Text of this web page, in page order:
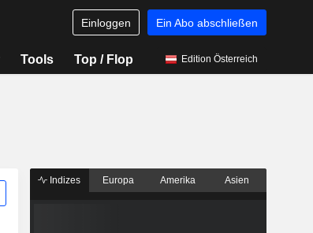
Einloggen Ein Abo abschließen
Tools Top / Flop Edition Österreich
Indizes Europa Amerika Asien